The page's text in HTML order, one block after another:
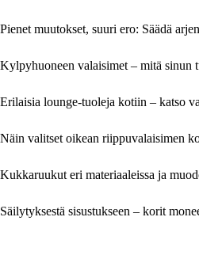
Pienet muutokset, suuri ero: Säädä
Kylpyhuoneen valaisimet – mitä sinun
Erilaisia lounge-tuoleja kotiin – katso
Näin valitset oikean riippuvalaisimen
Kukkaruukut eri materiaaleissa ja
Säilytyksestä sisustukseen – korit